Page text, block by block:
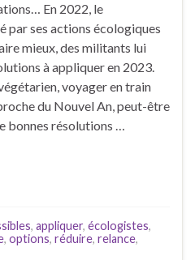
En 2022, le
par ses actions écologiques
mieux, des militants lui
à appliquer en 2023.
voyager en train
du Nouvel An, peut-être
bonnes résolutions …
, appliquer, écologistes,
, options, réduire, relance,